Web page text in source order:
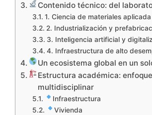
Contenido técnico: del
1. Ciencia de materiales aplicada
2. Industrialización y
3. Inteligencia artificial y
4. Infraestructura de alto
Un ecosistema global en un
Estructura académica: enfoque
multidisciplinar
Infraestructura
Vivienda